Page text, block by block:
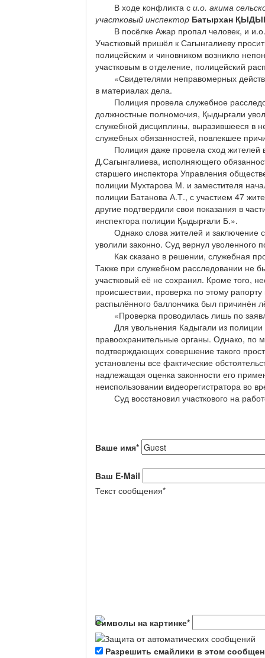
В ходе конфликта с и.о. акима
участковый инспектор Батырхан
В посёлке Ажар пропал человек, и и.о.
Участковый пришёл к Сагынгалиеву
полицейским и чиновником возникло
участковым в отделение, полицейский
«Свидетелями неправомерных
в материалах дела.
Полиция провела служебное
должностные полномочия, Қыдырғали
служебной дисциплины, выразившееся в
служебных обязанностей, повлекшее
Полиция даже провела сход жителей в
Д.Сагынгалиева, исполняющего
старшего инспектора Управления
полиции Мухтарова М. и заместителя
полиции Батанова А.Т., с участием 47
другие подтвердили свои показания в
инспектора полиции Қыдырғали Б.».
Однако слова жителей и заключение
уволили законно. Суд вернул уволенного
Как сказано в решении, служебная
Также при служебном расследовании не
участковый её не сохранил. Кроме того,
происшествии, проверка по этому
распылённого баллончика был причинён
«Проверка проводилась лишь по
Для увольнения Кадыгали из полиции
правоохранительные органы. Однако, по
подтверждающих совершение такого
установлены все фактические
надлежащая оценка законности его
неиспользовании видеорегистратора во
Суд восстановил участкового на
Ваше имя*
Ваш E-Mail
Текст сообщения*
Символы на картинке*
Разрешить смайлики в этом